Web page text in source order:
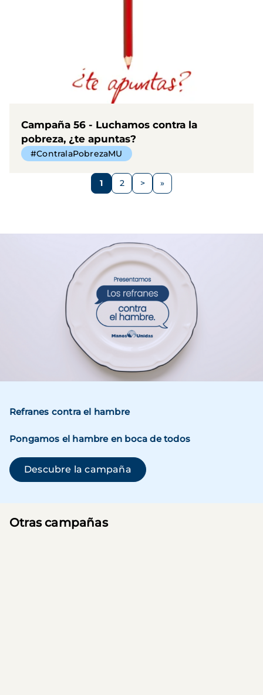
Campaña 56 - Luchamos contra la
pobreza, ¿te apuntas?
#ContralaPobrezaMU
Página
1 Página
2
Siguiente
>
Refranes contra el hambre
Pongamos el hambre en boca de todos
Descubre la campaña(se abre en una ventana
Otras campañas